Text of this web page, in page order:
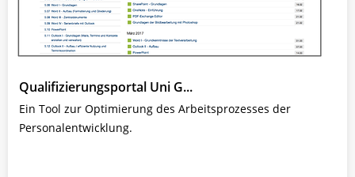
Qualifizierungsportal Uni G...
Ein Tool zur Optimierung des Arbeitsprozesses der
Personalentwicklung.